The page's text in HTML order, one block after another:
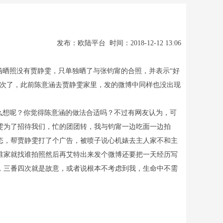
发布：欧陆平台 时间：2018-12-12 13:06
照没有贾静雯，只单独晒了与张钧甯的合照，并表示“好
了，此前陈意涵去贾静雯家里，发的微博中同样也没出现
呢？你觉得陈意涵的做法合适吗？不过有网友认为，可
了招待我们，忙的团团转，我与钧甯一边吃面一边拍
帮贾静雯打了个广告，被喷子说心机婊去主人家不和主
就找谁拍照然后再艾特出来发个微博还要把一天经历写
番四次就是故意，或者说根本不考虑到我，生命中不需